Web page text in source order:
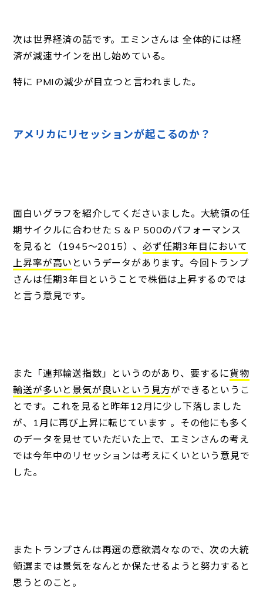
次は世界経済の話です。エミンさんは 全体的には経
済が減速サインを出し始めている。
特に PMIの減少が目立つと言われました。
アメリカにリセッションが起こるのか？
面白いグラフを紹介してくださいました。大統領の任
期サイクルに合わせた S & P 500のパフォーマンス
を見ると（1945～2015）、必ず任期3年目において
上昇率が高い というデータがあります。今回トランプ
さんは任期3年目ということで株価は上昇するのでは
と言う意見です。
また「連邦輸送指数」というのがあり、要するに貨物
輸送が多いと景気が良いという見方ができるというこ
とです。これを見ると昨年12月に少し下落しました
が、1月に再び上昇に転じています 。その他にも多く
のデータを見せていただいた上で、エミンさんの考え
では今年中のリセッションは考えにくいという意見で
した。
またトランプさんは再選の意欲満々なので、次の大統
領選までは景気をなんとか保たせるようと努力すると
思うとのこと。